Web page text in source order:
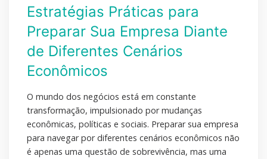
Estratégias Práticas para
Preparar Sua Empresa Diante
de Diferentes Cenários
Econômicos
O mundo dos negócios está em constante
transformação, impulsionado por mudanças
econômicas, políticas e sociais. Preparar sua empresa
para navegar por diferentes cenários econômicos não
é apenas uma questão de sobrevivência, mas uma